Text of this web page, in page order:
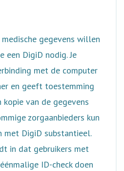
gegevens willen
een DigiD nodig. Je
met de computer
en geeft toestemming
van de gegevens
zorgaanbieders kun
met DigiD substantieel.
in dat gebruikers met
ID-check doen